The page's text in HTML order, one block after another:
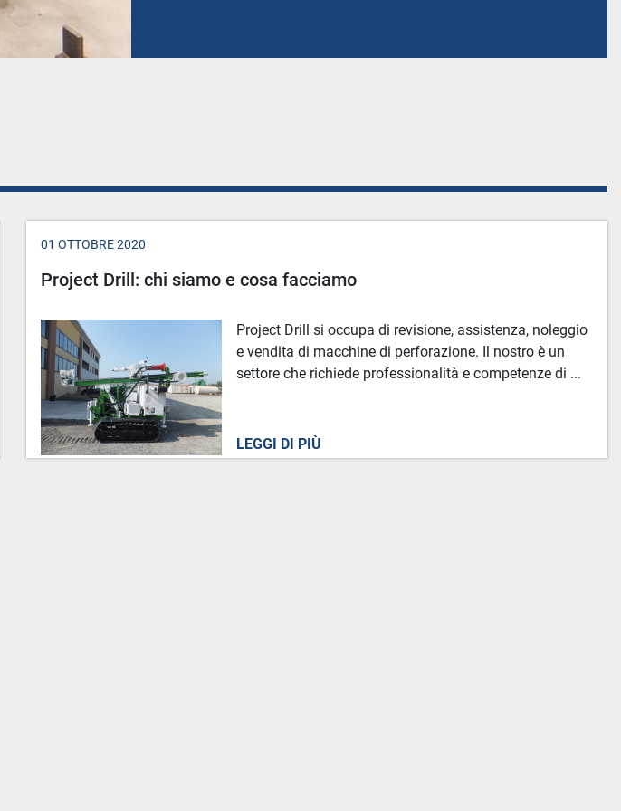
01 OTTOBRE 2020
Project Drill: chi siamo e cosa facciamo
Project Drill si occupa di revisione, assistenza, noleggio
e vendita di macchine di perforazione. Il nostro è un
settore che richiede professionalità e competenze di ...
LEGGI DI PIÙ